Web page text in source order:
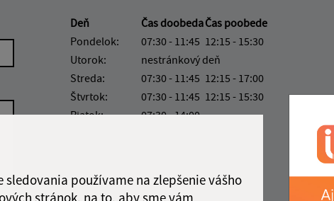
používame na zlepšenie vášho
stránok, na to, aby sme vám
Deň Čas doobedaČas poobede
Pondelok:
07:30 - 11:45 12:15 - 15:30
Utorok:
nestránkový deň
Streda:
07:30 - 11:45 12:15 - 17:00
Štvrtok:
07:30 - 11:45 12:15 - 15:30
Piatok:
07:30 - 14:00